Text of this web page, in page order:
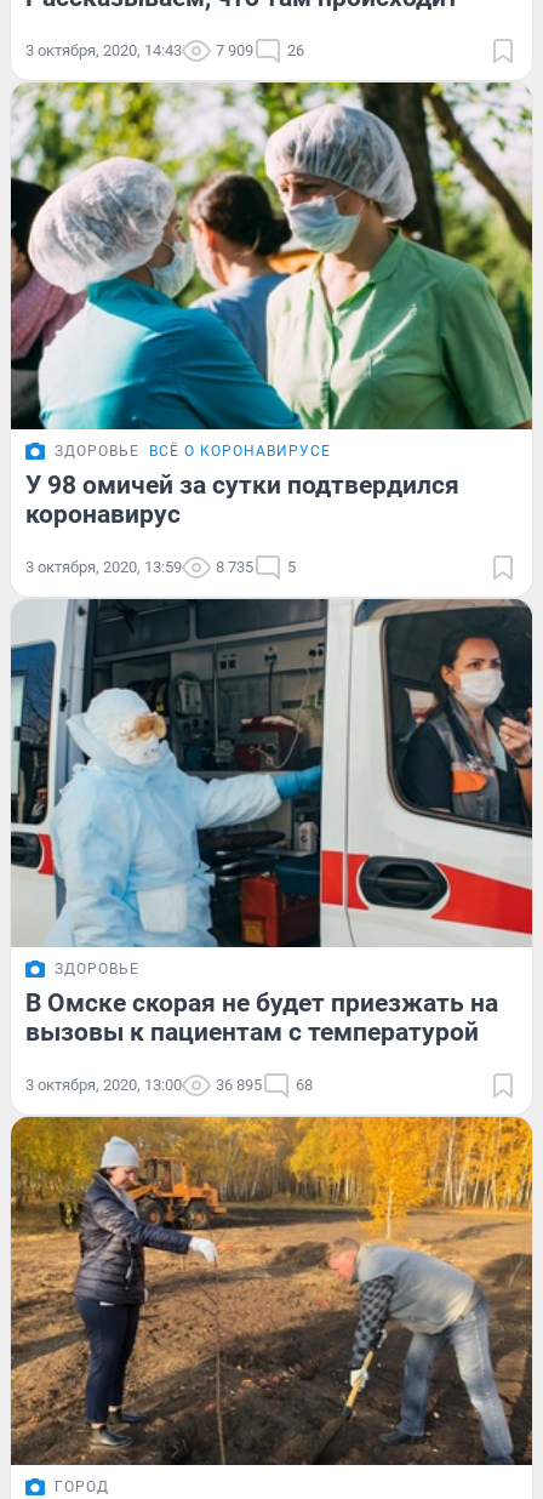
3 октября, 2020, 14:43 7 909 26
ЗДОРОВЬЕ ВСЁ О КОРОНАВИРУСЕ
У 98 омичей за сутки подтвердился
коронавирус
3 октября, 2020, 13:59 8 735 5
ЗДОРОВЬЕ
В Омске скорая не будет приезжать на
вызовы к пациентам с температурой
3 октября, 2020, 13:00 36 895 68
ГОРОД